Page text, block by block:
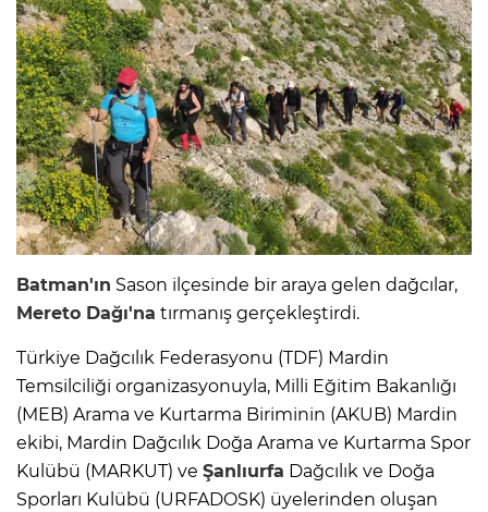
Batman'ın Sason ilçesinde bir araya gelen dağcılar,
Mereto Dağı'na tırmanış gerçekleştirdi.
Türkiye Dağcılık Federasyonu (TDF) Mardin
Temsilciliği organizasyonuyla, Milli Eğitim Bakanlığı
(MEB) Arama ve Kurtarma Biriminin (AKUB) Mardin
ekibi, Mardin Dağcılık Doğa Arama ve Kurtarma Spor
Kulübü (MARKUT) ve Şanlıurfa Dağcılık ve Doğa
Sporları Kulübü (URFADOSK) üyelerinden oluşan